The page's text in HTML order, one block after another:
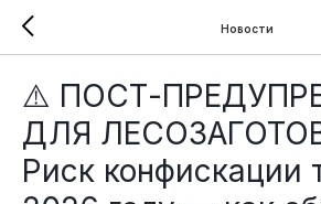
Новости
⚠️ ПОСТ-
ДЛЯ
Риск конфискации